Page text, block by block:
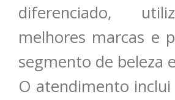
diferenciado,
melhores marcas e
segmento de beleza
O atendimento inclui